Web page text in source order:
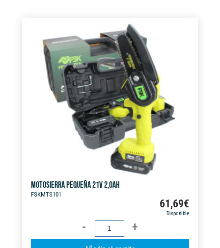
MOTOSIERRA PEQUEÑA 21V 2,0AH
FSKMTS101
61,69€
Disponible
MOTOSIERRA
PEQUEÑA